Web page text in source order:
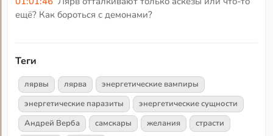
ещё? Как бороться с демонами?
Теги
лярвы лярва
энергетические вампиры
энергетические паразиты
энергетические сущности
Андрей Верба
самскары желания страсти